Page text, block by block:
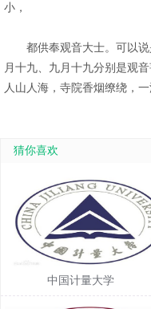
小，
都供奉观音大士。可以说
月十九、九月十九分别是观
人山人海，寺院香烟缭绕，一
猜你喜欢
中国计量大学